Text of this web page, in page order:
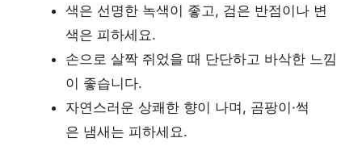
색은 선명한 녹색이 좋고, 검은 반점이나 변
색은 피하세요.
손으로 살짝 쥐었을 때 단단하고 바삭한 느낌
이 좋습니다.
자연스러운 상쾌한 향이 나며, 곰팡이·썩
은 냄새는 피하세요.